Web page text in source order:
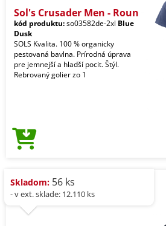
Sol's Crusader Men - Roun
kód produktu:so03582de-2xl Blue
Dusk
SOLS Kvalita. 100 % organicky
pestovaná bavlna. Prírodná úprava
pre jemnejší a hladší pocit. Štýl.
Rebrovaný golier zo 1
Skladom: 56 ks
- v ext. sklade: 12.110 ks